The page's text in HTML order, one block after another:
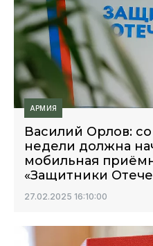
АРМИЯ
Василий Орлов:
недели должна
мобильная
«Защитники
27.02.2025 16:10:00